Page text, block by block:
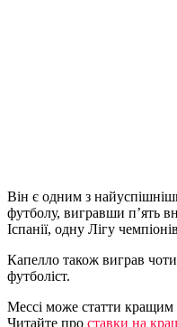
Він є одним з
футболу, вигравши п’ять
Іспанії, одну Лігу
Капелло також виграв
футболіст.
Мессі може статти кращим
Читайте про ставки на